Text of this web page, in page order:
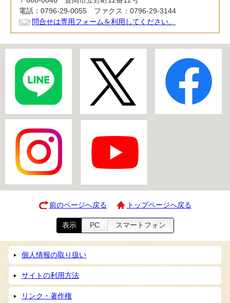
電話：0796-29-0055 ファクス：0796-29-3144
問合せは専用フォームを利用してください。
前のページへ戻る トップページへ戻る
表示 PC スマートフォン
個人情報の取り扱い
サイトの利用方法
リンク・著作権